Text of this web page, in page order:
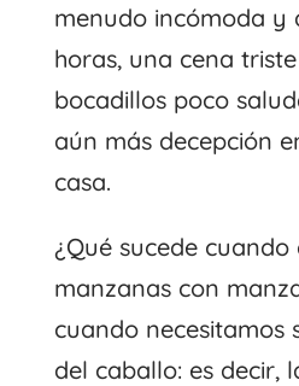
menudo incómoda y
horas, una cena
bocadillos poco
aún más decepción
casa.
¿Qué sucede
manzanas con
cuando necesitamos
del caballo: es decir,